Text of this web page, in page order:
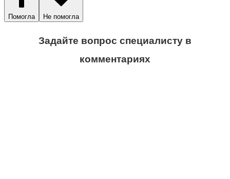
Помогла Не помогла
Задайте вопрос специалисту в
комментариях